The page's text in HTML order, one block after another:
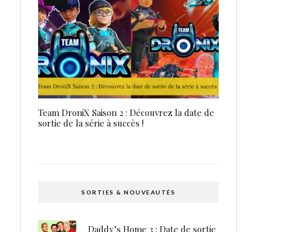
Team DroniX Saison 2 : Découvrez la date de
sortie de la série à succès !
SORTIES & NOUVEAUTÉS
Daddy’s Home 3 : Date de sortie